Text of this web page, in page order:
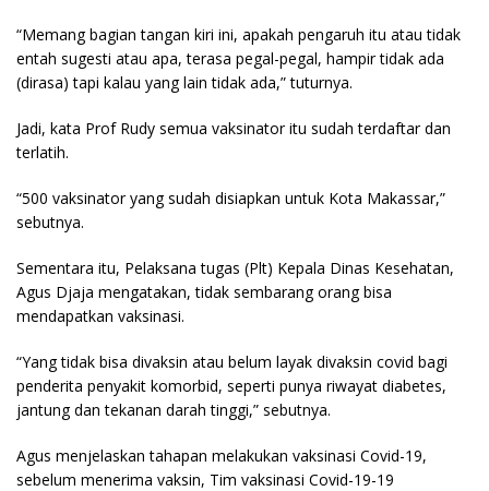
“Memang bagian tangan kiri ini, apakah pengaruh itu atau tidak
entah sugesti atau apa, terasa pegal-pegal, hampir tidak ada
(dirasa) tapi kalau yang lain tidak ada,” tuturnya.
Jadi, kata Prof Rudy semua vaksinator itu sudah terdaftar dan
terlatih.
“500 vaksinator yang sudah disiapkan untuk Kota Makassar,”
sebutnya.
Sementara itu, Pelaksana tugas (Plt) Kepala Dinas Kesehatan,
Agus Djaja mengatakan, tidak sembarang orang bisa
mendapatkan vaksinasi.
“Yang tidak bisa divaksin atau belum layak divaksin covid bagi
penderita penyakit komorbid, seperti punya riwayat diabetes,
jantung dan tekanan darah tinggi,” sebutnya.
Agus menjelaskan tahapan melakukan vaksinasi Covid-19,
sebelum menerima vaksin, Tim vaksinasi Covid-19-19